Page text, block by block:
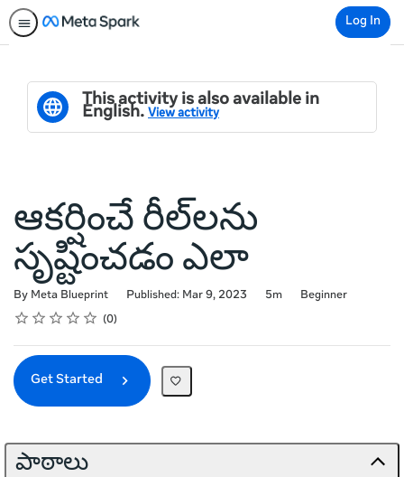
Log In
This activity is also available in
English. View activity
ఆకర్షించే రీల్‌లను
సృష్టించడం ఎలా
By Meta Blueprint Published: Mar 9, 2023
Duration 5m
Difficulty
Beginner
Rating
1 star
2 stars
3 stars
4 stars
5 stars
Average rating: 0 0
No reviews
Get Started
పాఠాలు